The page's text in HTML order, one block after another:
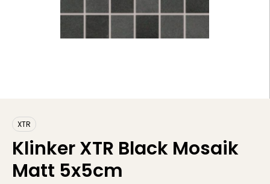
XTR
Klinker XTR Black Mosaik
Matt 5x5cm